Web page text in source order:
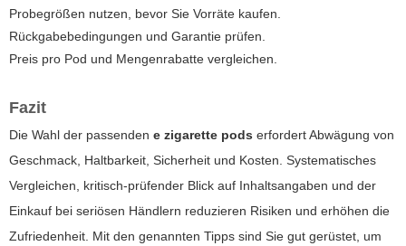
Probegrößen nutzen, bevor Sie Vorräte kaufen.
Rückgabebedingungen und Garantie prüfen.
Preis pro Pod und Mengenrabatte vergleichen.
Fazit
Die Wahl der passenden e zigarette pods erfordert Abwägung von
Geschmack, Haltbarkeit, Sicherheit und Kosten. Systematisches
Vergleichen, kritisch-prüfender Blick auf Inhaltsangaben und der
Einkauf bei seriösen Händlern reduzieren Risiken und erhöhen die
Zufriedenheit. Mit den genannten Tipps sind Sie gut gerüstet, um